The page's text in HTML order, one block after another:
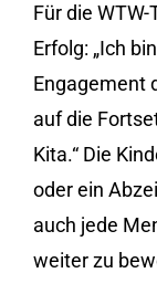
Für die
Erfolg: „Ich
Engagement
auf die
Kita.“ Die
oder ein
auch jede
weiter zu